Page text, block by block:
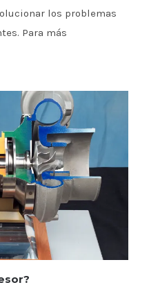
los problemas
Para más